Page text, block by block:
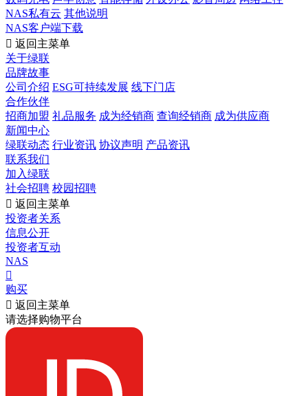
NAS私有云 其他说明
NAS客户端下载
 返回主菜单
关于绿联
品牌故事
公司介绍 ESG可持续发展 线下门店
合作伙伴
招商加盟 礼品服务 成为经销商 查询经销商 成为供应商
新闻中心
绿联动态 行业资讯 协议声明 产品资讯
联系我们
加入绿联
社会招聘 校园招聘
 返回主菜单
投资者关系
信息公开
投资者互动
NAS

购买
 返回主菜单
请选择购物平台